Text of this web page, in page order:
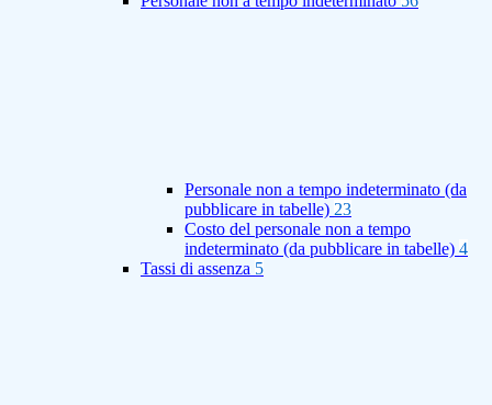
Personale non a tempo indeterminato (da
pubblicare in tabelle) 23
Costo del personale non a tempo
indeterminato (da pubblicare in tabelle) 4
Tassi di assenza 5